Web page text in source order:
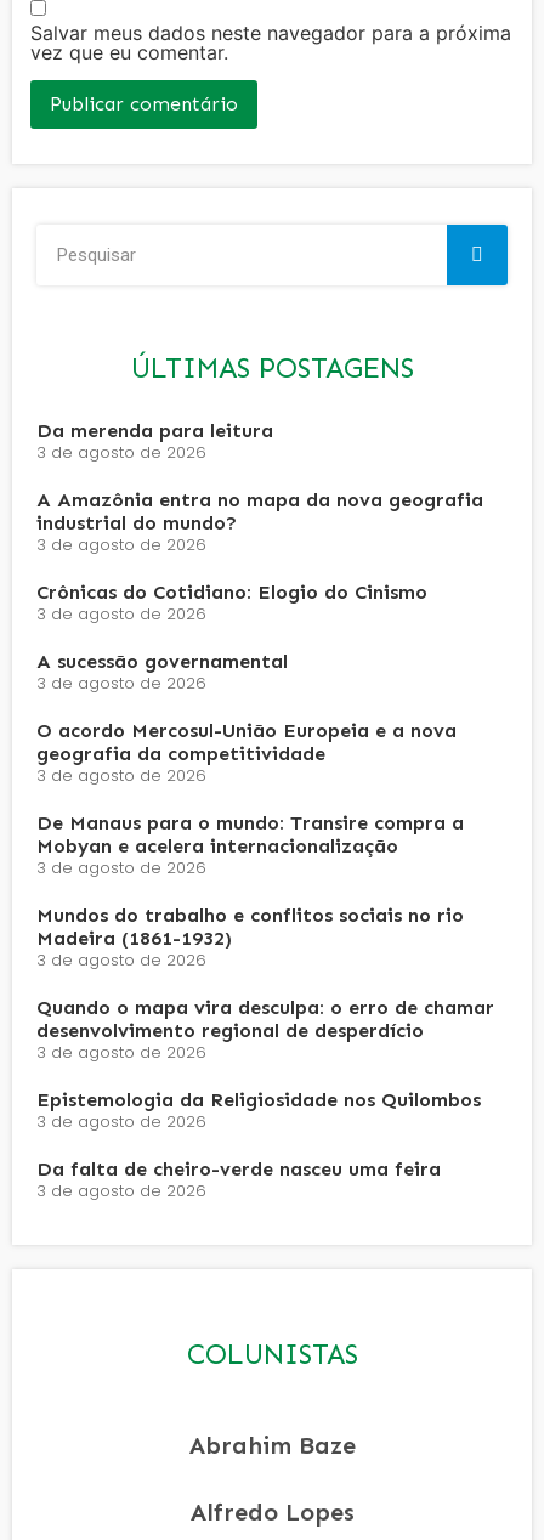
Salvar meus dados neste navegador para a próxima
vez que eu comentar.
ÚLTIMAS POSTAGENS
Da merenda para leitura
3 de agosto de 2026
A Amazônia entra no mapa da nova geografia
industrial do mundo?
3 de agosto de 2026
Crônicas do Cotidiano: Elogio do Cinismo
3 de agosto de 2026
A sucessão governamental
3 de agosto de 2026
O acordo Mercosul-União Europeia e a nova
geografia da competitividade
3 de agosto de 2026
De Manaus para o mundo: Transire compra a
Mobyan e acelera internacionalização
3 de agosto de 2026
Mundos do trabalho e conflitos sociais no rio
Madeira (1861-1932)
3 de agosto de 2026
Quando o mapa vira desculpa: o erro de chamar
desenvolvimento regional de desperdício
3 de agosto de 2026
Epistemologia da Religiosidade nos Quilombos
3 de agosto de 2026
Da falta de cheiro-verde nasceu uma feira
3 de agosto de 2026
COLUNISTAS
Abrahim Baze
Alfredo Lopes